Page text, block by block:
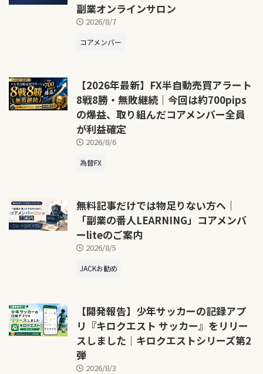
副業オンラインサロン
2026/8/7
コアメンバー
【2026年最新】FX半自動売買アラート
8戦8勝・無敗継続｜今回は約700pips
の爆益、取り組んだコアメンバー全員
が利益確定
2026/8/6
為替FX
無料記事だけでは物足りない方へ｜
「副業の番人LEARNING」コアメンバ
ーliteのご案内
2026/8/5
JACKお勧め
【開発報告】少年サッカーの記録アプ
リ『キロクエスト サッカー』をリリー
スしました｜キロクエストシリーズ第2
弾
2026/8/3